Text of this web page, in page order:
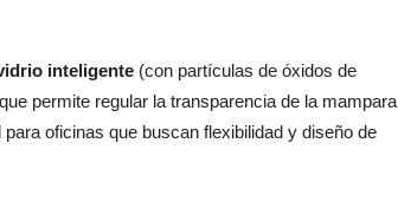
inteligente (con partículas de óxidos de
permite regular la transparencia de la mampara
oficinas que buscan flexibilidad y diseño de